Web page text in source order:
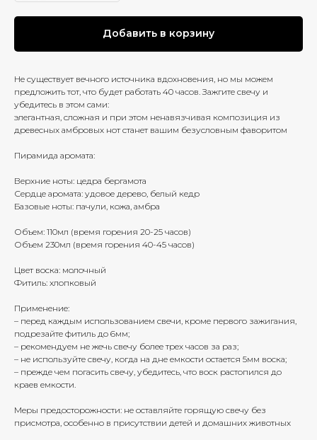
Добавить в корзину
Не существует вечного источника вдохновения, но мы можем
предложить тот, что будет работать 40 часов. Зажгите свечу и
убедитесь в этом сами:
элегантная, сложная и при этом ненавязчивая композиция из
древесных амбровых нот станет вашим безусловным фаворитом
Пирамида аромата:
Верхние ноты: цедра бергамота
Сердце аромата: удовое дерево, белый кедр
Базовые ноты: пачули, кожа, амбра
Объем: 110мл (время горения 20-25 часов)
Объем 230мл (время горения 40-45 часов)
Цвет воска: молочный
Фитиль: хлопковый
Применение:
– перед каждым использованием свечи, кроме первого зажигания,
подрезайте фитиль до 6мм;
– рекомендуем не жечь свечу более трех часов за раз;
– не используйте свечу, когда на дне емкости остается 5мм воска;
– прежде чем погасить свечу, убедитесь, что воск растопился до
краев емкости.
Меры предосторожности: не оставляйте горящую свечу без
присмотра, особенно в присутствии детей и домашних животных